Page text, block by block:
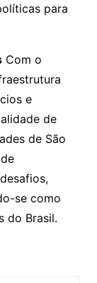
para
Com o
e
de
de São
se como
do Brasil.